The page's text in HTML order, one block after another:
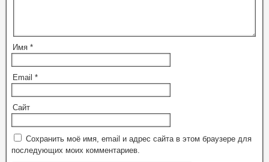
Имя *
Email *
Сайт
Сохранить моё имя, email и адрес сайта в этом браузере для
последующих моих комментариев.